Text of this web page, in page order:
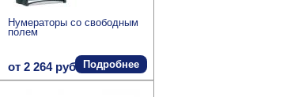
Нумераторы со свободным
полем
от 2 264 руб. Подробнее